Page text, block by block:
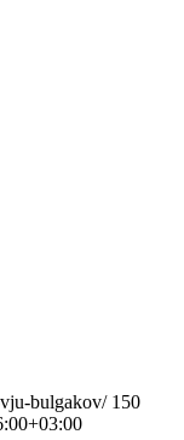
bulgakov/ 150